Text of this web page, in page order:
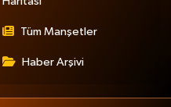
Tüm Manşetler
Haber Arşivi